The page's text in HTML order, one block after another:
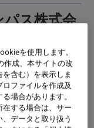
パス株式会
ウッドフォード、
場と伊那事業場
業関連製品の製
能を有する新た
を使用します。
作成、本サイトの改
含む）を表示しま
ファイルを作成及
場合があります。
する場合は、サー
データと取り扱う